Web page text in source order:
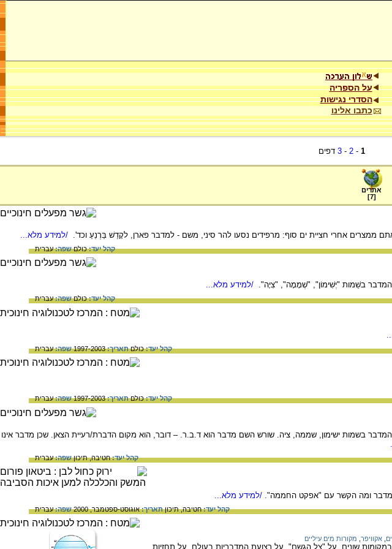
על הספריה
הסדרי נגישות
כתבו אלינו
1
-
2
-
3 דפים
אתרים
[
7
]
ממצרים אחרי חציית ים סוף: מרפידים נסעו להר סיני, משם - למדבר פארן, לקָדֵשׁ בַּרְנֵעַ וכד'. /למידע מלא...
קהל יעד:כולםשפה:עברית
המדבר בשֵׁמות "יְשִׁימוֹן", "שְׁמָמָה", "צִיָה". /למידע מלא...
קהל יעד:כולםשפה:עברית
קהל יעד:כולםתאריך:1997-2003 שפה:עברית
קהל יעד:כולםתאריך:1997-2003 שפה:עברית
בשמות ישימון, שממה, ציה. שורש השם מדבר הוא ד.ב.ר. – דובר, הוא מקום הדברת/רעיית הצאן. שכן מדבר אינו
קהל יעד:חטיבה,תיכוןשפה:עברית
המדבר ומה הקשר עם "אפקט החממה". /למידע מלא...
קהל יעד:חטיבה,תיכוןתאריך:אוגוסט-ספטמבר, 2000 שפה:עברית
אקוויפר מקורות מים עיליים
שונים, על "צל הגשם", על רצועת המדבריות בעולם, על תחזיות